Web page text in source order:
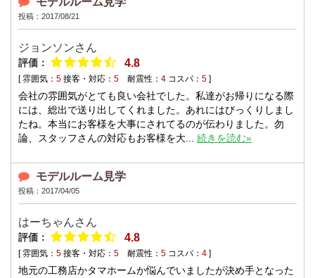
投稿：2017/08/21
ジョンソンさん
評価： 4.8
[ 雰囲気： 5 接客・対応： 5 耐震性： 4 コスパ： 5 ]
会社の雰囲気がとても良い会社でした。私達がお帰りになる際
には、総出で送り出してくれました。あれにはびっくりしまし
たね。本当にお客様を大事にされてるのが伝わりました。勿
論、スタッフさんの対応もお客様を大... 続きを読む»
モデルルーム見学
投稿：2017/04/05
はーちゃんさん
評価： 4.8
[ 雰囲気： 5 接客・対応： 5 耐震性： 5 コスパ： 4 ]
地元の工務店かタマホームか悩んでいましたが決め手となった